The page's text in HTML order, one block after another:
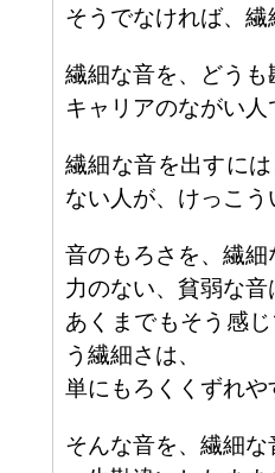
そうでなければ、
繊細な音を、どう
キャリアのながい
繊細な音を出すに
ない人が、けっこう
音のもろさを、繊
力のない、貧弱な
あくまでもそう感
う繊細さは、
単にもろくくずれ
そんな音を、繊細